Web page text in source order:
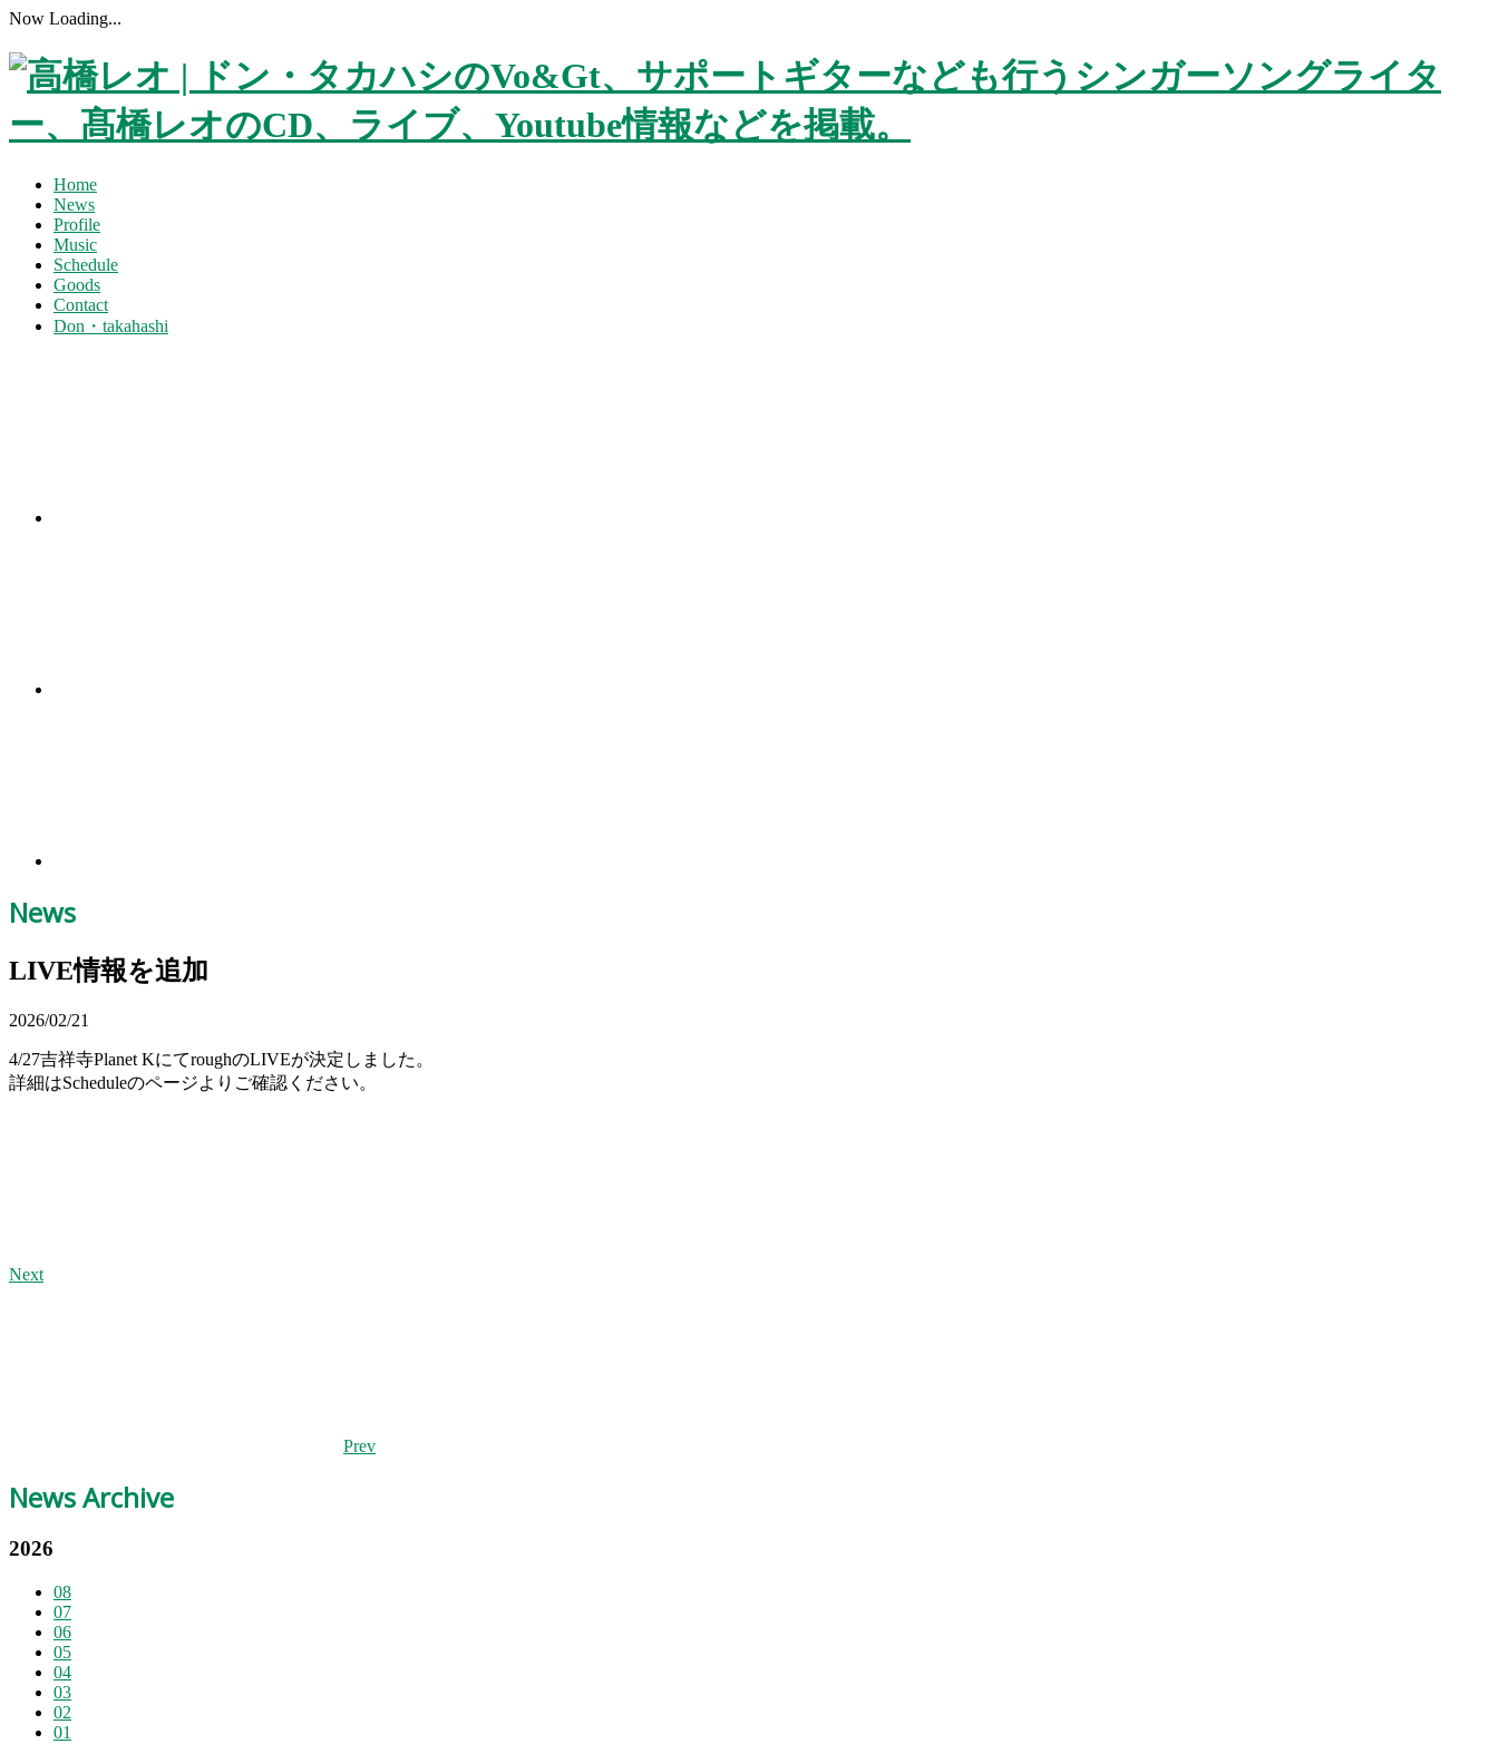
Now Loading...
Home
News
Profile
Music
Schedule
Goods
Contact
Don・takahashi
News
LIVE情報を追加
2026/02/21
4/27吉祥寺Planet KにてroughのLIVEが決定しました。
詳細はScheduleのページよりご確認ください。
Next
Prev
News Archive
2026
08
07
06
05
04
03
02
01